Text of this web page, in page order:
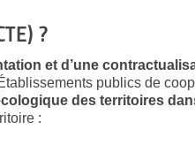
?
et d’une
publics de
des territoires
: